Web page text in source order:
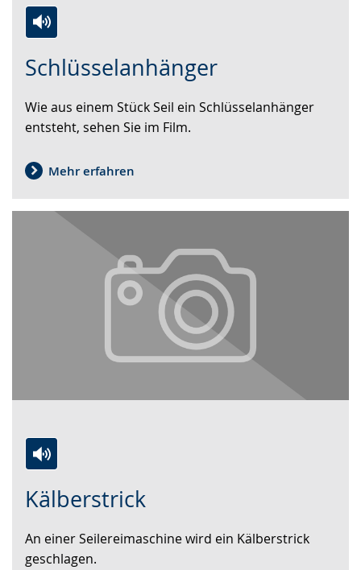
Schlüsselanhänger
Leichten
wechseln.
Audio-
Video
Deutscher
Gebärdensprache
angezeigt.
Wie aus einem Stück Seil ein Schlüsselanhänger
entsteht, sehen Sie im Film.
Mehr erfahren
Kälberstrick
Leichten
wechseln.
Audio-
Video
Deutscher
Gebärdensprache
An einer Seilereimaschine wird ein Kälberstrick
geschlagen.